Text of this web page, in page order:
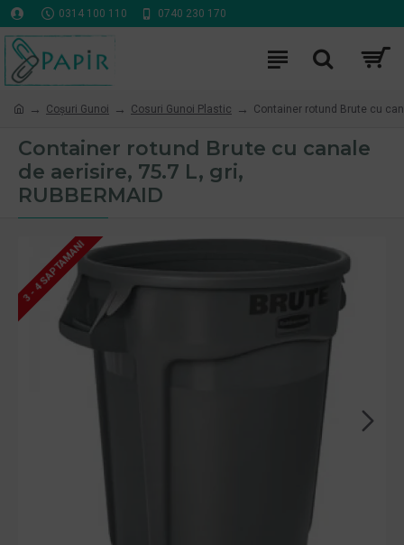
0314 100 110 0740 230 170
Coşuri Gunoi Cosuri Gunoi Plastic Container rotund Brute cu
Container rotund Brute cu canale
de aerisire, 75.7 L, gri,
RUBBERMAID
3 - 4 SAPTAMANI